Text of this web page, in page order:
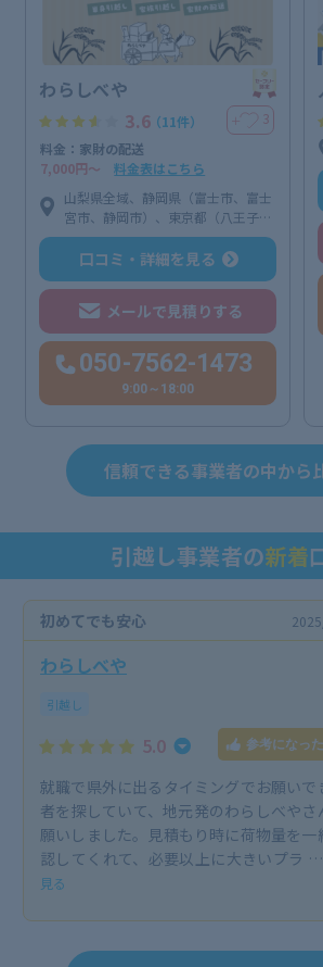
わらしべや
3.6（11件） ＋
3
料金：家財の配送
7,000円〜
料金表はこちら
山梨県全域、静岡県（富士市、富士
宮市、静岡市）、東京都（八王子
市、日野市）
口コミ・詳細を見る
メールで見積りする
050-7562-1473
9:00～18:00
信頼できる事業者の中から
引越し事業者の新着
初めてでも安心
わらしべや
引越し
5.0 参考になった
就職で県外に出るタイミングでお願いで
者を探していて、地元発のわらしべやさ
願いしました。見積もり時に荷物量を一
認してくれて、必要以上に大きいプラ …
見る